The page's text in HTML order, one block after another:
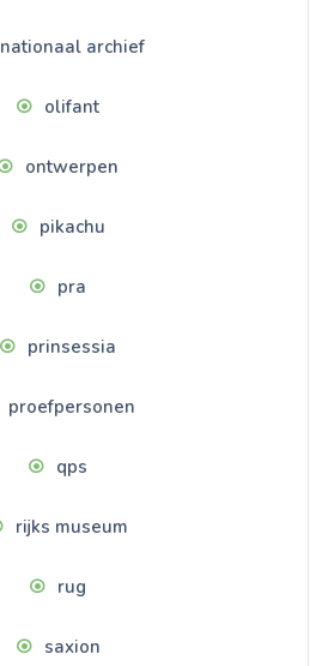
nationaal archief
olifant
ontwerpen
pikachu
pra
prinsessia
proefpersonen
qps
rijks museum
rug
saxion